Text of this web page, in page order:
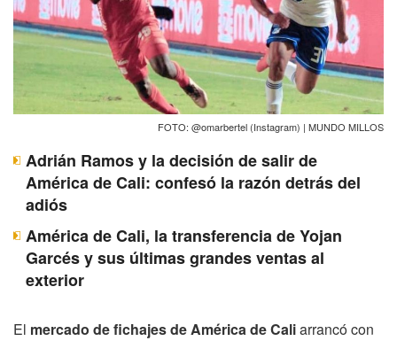
FOTO: @omarbertel (Instagram) | MUNDO MILLOS
Adrián Ramos y la decisión de salir de
América de Cali: confesó la razón detrás del
adiós
América de Cali, la transferencia de Yojan
Garcés y sus últimas grandes ventas al
exterior
El mercado de fichajes de América de Caliarrancó con